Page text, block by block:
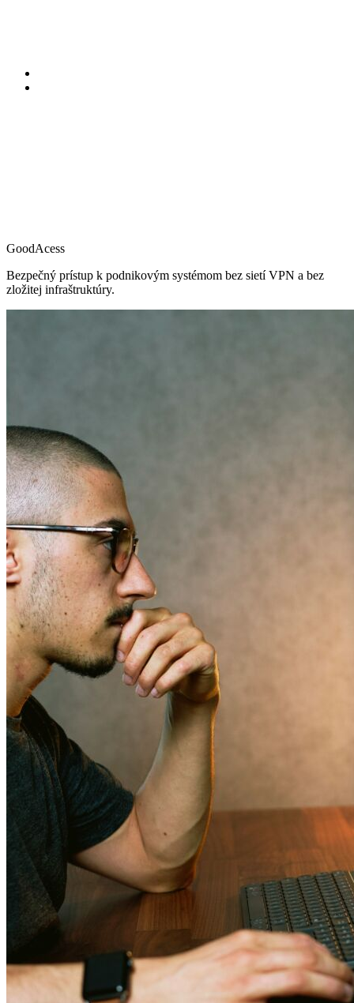
GoodAcess
Bezpečný prístup k podnikovým systémom bez sietí VPN a bez
zložitej infraštruktúry.